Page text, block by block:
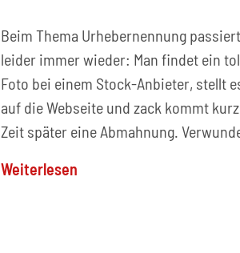
Beim Thema Urhebernennung
leider immer wieder: Man findet ein
Foto bei einem Stock-Anbieter, stellt
auf die Webseite und zack kommt
Zeit später eine Abmahnung.
Weiterlesen